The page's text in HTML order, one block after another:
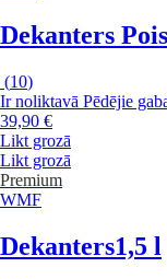
Dekanters
(10)
Ir noliktavā Pēdējie
39,90 €
Likt grozā
Likt grozā
Premium
WMF
Dekanters1,5 l